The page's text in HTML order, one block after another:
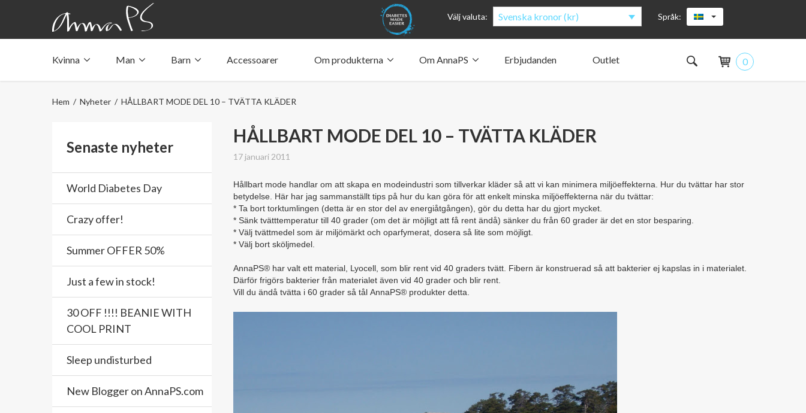
Välj valuta: Svenska kronor (kr) Språk:
0
Kvinna
Badkläder med ficka
Man
Badkläder med ficka
Barn
Badkläder med ficka
Accessoarer Om produkterna Om AnnaPS Erbjudanden Outlet
Hem / Nyheter / HÅLLBART MODE DEL 10 – TVÄTTA KLÄDER
HÅLLBART MODE DEL 10 – TVÄTTA KLÄDER
17 januari 2011
Hållbart mode handlar om att skapa en modeindustri som tillverkar kläder så att vi kan minimera miljöeffekterna. Hur du tvättar har stor
betydelse. Här har jag sammanställt tips på hur du kan göra för att enkelt minska miljöeffekterna när du tvättar:
* Ta bort torktumlingen (detta är en stor del av energiåtgången), gör du detta har du gjort mycket.
* Sänk tvätttemperatur till 40 grader (om det är möjligt att få rent ändå) sänker du från 60 grader är det en stor besparing.
* Välj tvättmedel som är miljömärkt och oparfymerat, dosera så lite som möjligt.
* Välj bort sköljmedel.
AnnaPS® har valt ett material, Lyocell, som blir rent vid 40 graders tvätt. Fibern är konstruerad så att bakterier ej kapslas in i materialet.
Därför frigörs bakterier från materialet även vid 40 grader och blir rent.
Vill du ändå tvätta i 60 grader så tål AnnaPS®produkter detta.
Senaste nyheter
World Diabetes Day
Crazy offer!
Summer OFFER 50%
Just a few in stock!
30 OFF !!!! BEANIE WITH
COOL PRINT
Sleep undisturbed
New Blogger on AnnaPS.com